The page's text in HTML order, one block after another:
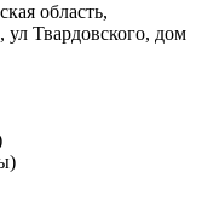
область,
ул Твардовского, дом